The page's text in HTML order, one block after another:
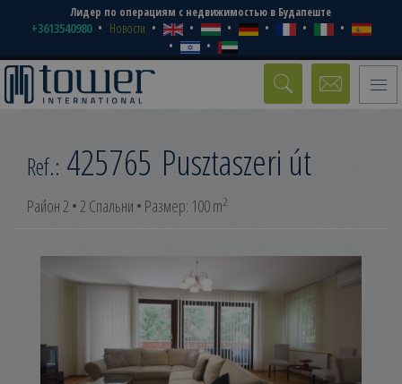
Лидер по операциям с недвижимостью в Будапеште
+3613540980 Новости
Toggle
Pusztaszeri út
Ref.: 425765
Район 2 • 2 Спальни • Размер: 100 m2